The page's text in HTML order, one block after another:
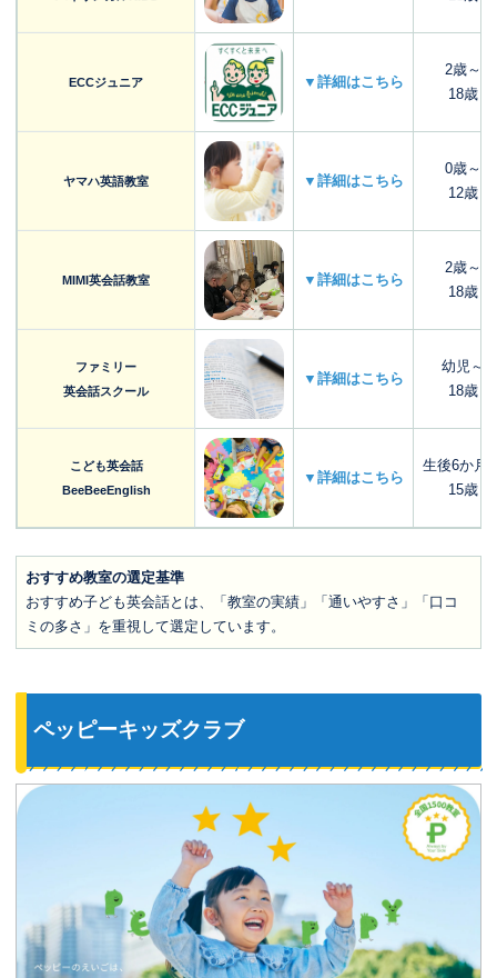
ECCジュニア ▼詳細はこちら
2歳～
18歳
ヤマハ英語教室 ▼詳細はこちら
0歳～
12歳
MIMI英会話教室 ▼詳細はこちら
2歳～
18歳
ファミリー
英会話スクール
▼詳細はこちら
幼児～
18歳
こども英会話
BeeBeeEnglish
▼詳細はこちら
生後6か月
15歳
おすすめ教室の選定基準
おすすめ子ども英会話とは、「教室の実績」「通いやすさ」「口コ
ミの多さ」を重視して選定しています。
ペッピーキッズクラブ